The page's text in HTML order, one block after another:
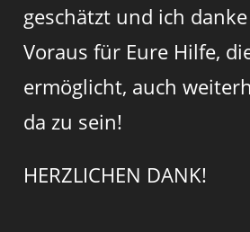
geschätzt und ich
Voraus für Eure Hilfe,
ermöglicht, auch
da zu sein!
HERZLICHEN DANK!